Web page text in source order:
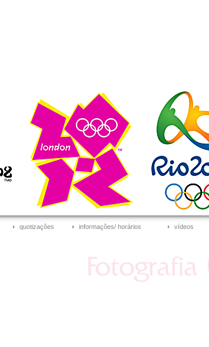
quotizações informações/ horários vídeos